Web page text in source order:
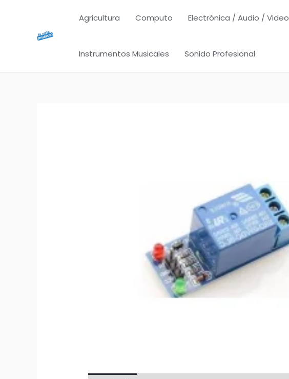
contenido
Agricultura Computo Electrónica / Audio / Video
Instrumentos Musicales Sonido Profesional